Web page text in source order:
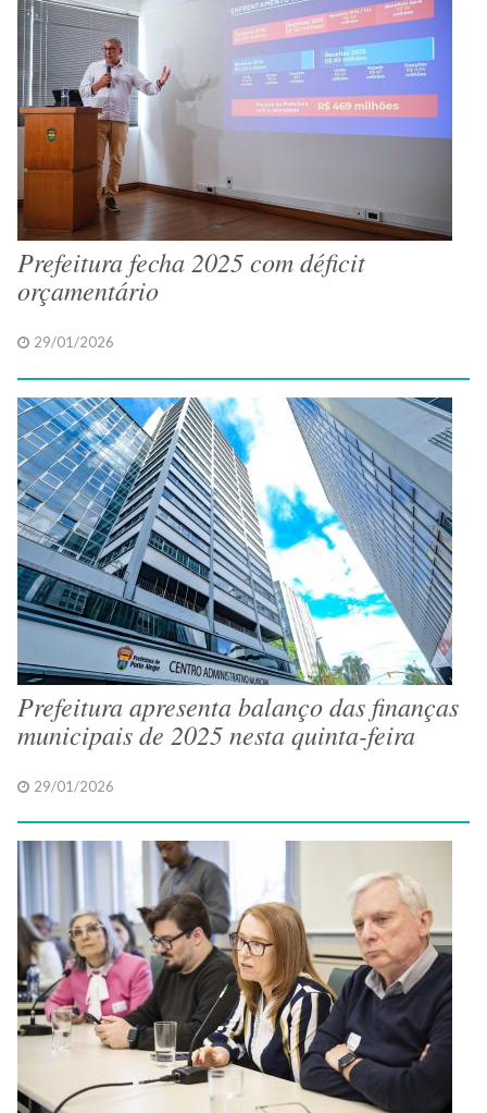
Prefeitura fecha 2025 com déficit
orçamentário
29/01/2026
Prefeitura apresenta balanço das finanças
municipais de 2025 nesta quinta-feira
29/01/2026